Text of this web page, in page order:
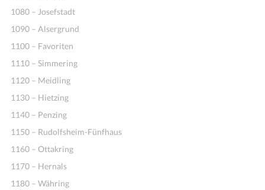
1080 – Josefstadt
1090 – Alsergrund
1100 – Favoriten
1110 – Simmering
1120 – Meidling
1130 – Hietzing
1140 – Penzing
1150 – Rudolfsheim-Fünfhaus
1160 – Ottakring
1170 – Hernals
1180 – Währing